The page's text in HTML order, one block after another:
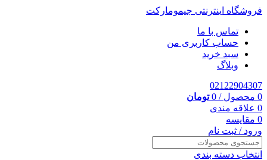
فروشگاه اینترنتی جیمومارکت
تماس با ما
حساب کاربری من
سبد خرید
وبلاگ
02122904307
0 محصول /
0 تومان
0 علاقه مندی
0 مقایسه
ورود / ثبت نام
انتخاب دسته بندی